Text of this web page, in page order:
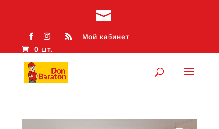
Мой кабинет
0 шт.